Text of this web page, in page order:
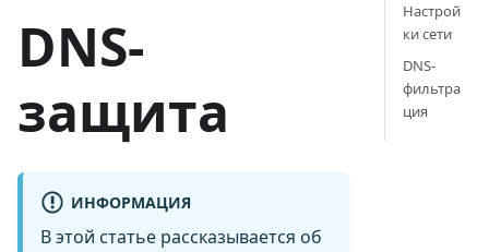
DNS-
защита
ИНФОРМАЦИЯ
В этой статье рассказывается об
Настрой
ки сети
DNS-
фильтра
ция